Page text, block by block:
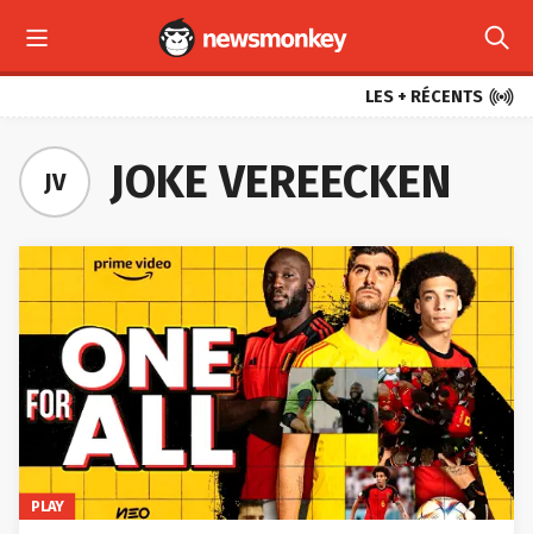
 
LES + RÉCENTS 
JV JOKE VEREECKEN
PLAY